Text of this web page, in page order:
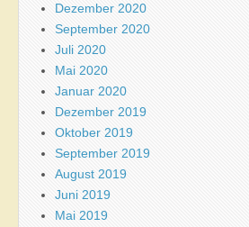
Dezember 2020
September 2020
Juli 2020
Mai 2020
Januar 2020
Dezember 2019
Oktober 2019
September 2019
August 2019
Juni 2019
Mai 2019